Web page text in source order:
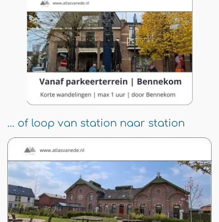
... of loop van station naar station